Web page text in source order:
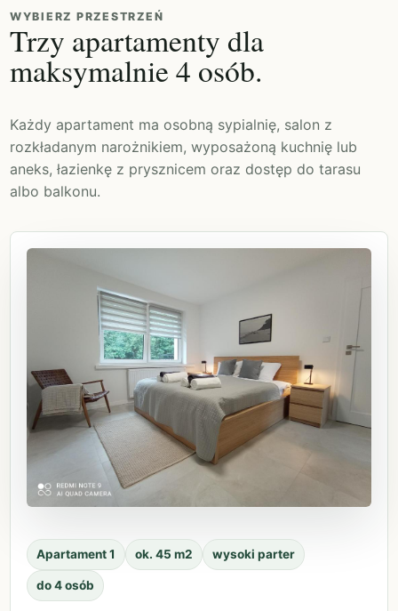
WYBIERZ PRZESTRZEŃ
Trzy apartamenty dla
maksymalnie 4 osób.
Każdy apartament ma osobną sypialnię, salon z
rozkładanym narożnikiem, wyposażoną kuchnię lub
aneks, łazienkę z prysznicem oraz dostęp do tarasu
albo balkonu.
Apartament 1 ok. 45 m2 wysoki parter
do 4 osób